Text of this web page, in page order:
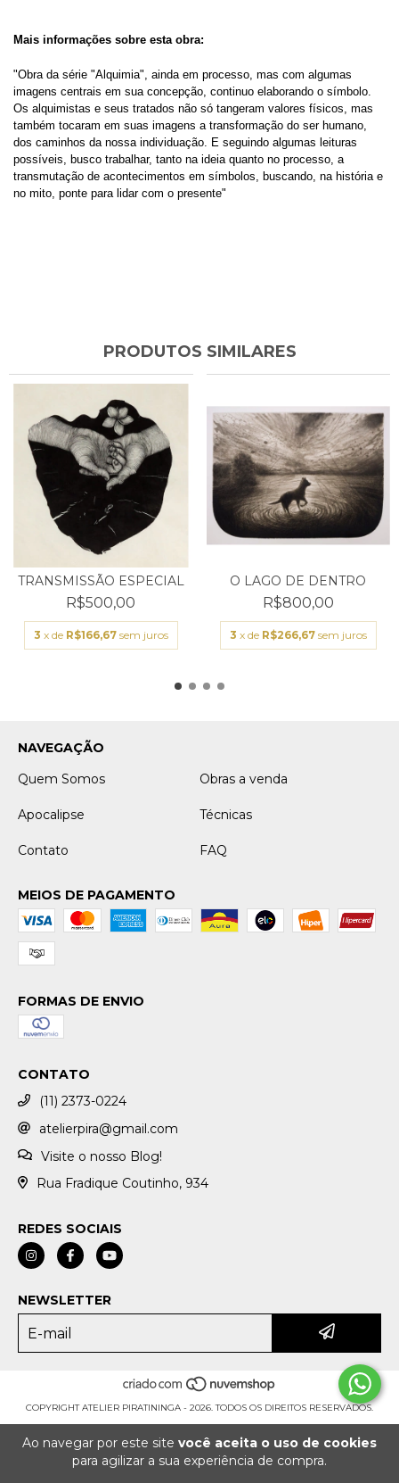
Ao navegar por este site você aceita o uso de cookies
para agilizar a sua experiência de compra.
Mais informações sobre esta obra:
"Obra da série "Alquimia", ainda em processo, mas com algumas
imagens centrais em sua concepção, continuo elaborando o símbolo.
Os alquimistas e seus tratados não só tangeram valores físicos, mas
também tocaram em suas imagens a transformação do ser humano,
dos caminhos da nossa individuação. E seguindo algumas leituras
possíveis, busco trabalhar, tanto na ideia quanto no processo, a
transmutação de acontecimentos em símbolos, buscando, na história e
no mito, ponte para lidar com o presente"
PRODUTOS SIMILARES
TRANSMISSÃO ESPECIAL
R$500,00
3 x de R$166,67 sem juros
O LAGO DE DENTRO
R$800,00
3 x de R$266,67 sem juros
NAVEGAÇÃO
Quem Somos
Obras a venda
Apocalipse Técnicas
Contato FAQ
MEIOS DE PAGAMENTO
FORMAS DE ENVIO
CONTATO
(11) 2373-0224
atelierpira@gmail.com
Visite o nosso Blog!
Rua Fradique Coutinho, 934
REDES SOCIAIS
NEWSLETTER
COPYRIGHT ATELIER PIRATININGA - 2026. TODOS OS DIREITOS RESERVADOS.